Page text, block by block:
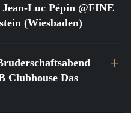
Luc Pépin @FINE
(Wiesbaden)
Clubhouse Das